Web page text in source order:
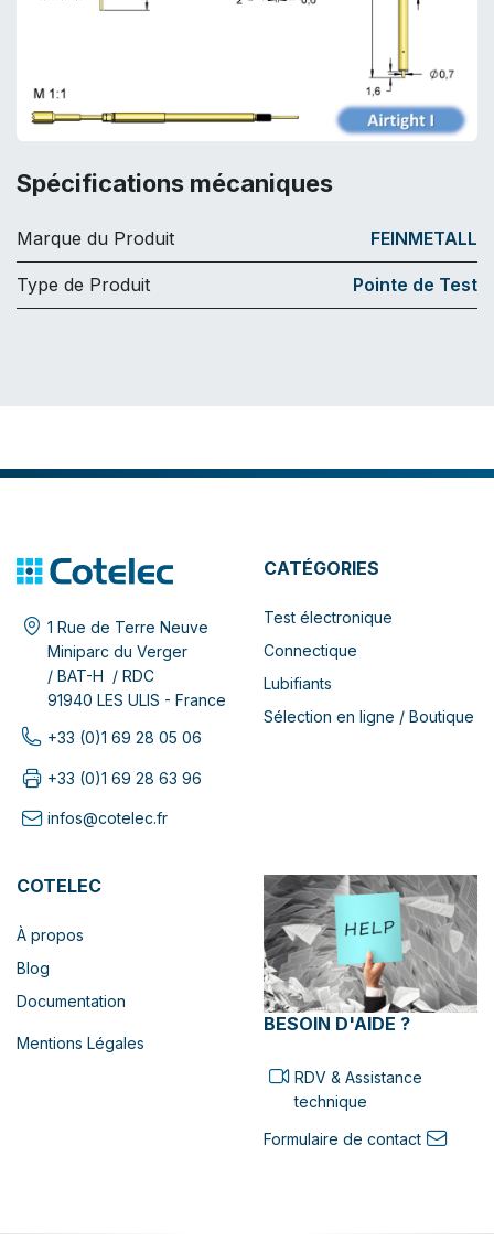
Spécifications mécaniques
Marque du Produit FEINMETALL
Type de Produit Pointe de Test
1 Rue de Terre Neuve
Miniparc du Verger
/ BAT-H / RDC
91940 LES ULIS - France
+33 (0)1 69 28 05 06
+33 (0)1 69 28 63 96
infos@cotelec.fr
CATÉGORIES
Test électronique
Connectique
Lubifiants
Sélection en ligne / Boutique
COTELEC
À propos
Blog
Documentation
Mentions Légales
BESOIN D'AIDE ?
RDV & Assistance
technique
Formulaire de contact